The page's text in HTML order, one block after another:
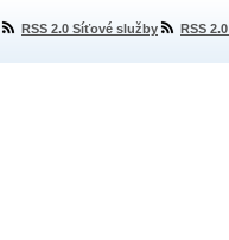
RSS 2.0 Síťové služby RSS